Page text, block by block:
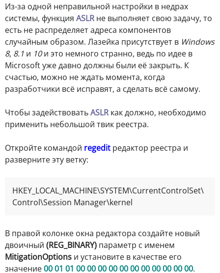
Из-за одной неправильной настройки в недрах
системы, функция ASLRне выполняет свою задачу, то
есть не распределяет адреса компонентов
случайным образом. Лазейка присутствует в Windows
8, 8.1 и 10и это немного странно, ведь по идее в
Microsoft уже давно должны были её закрыть. К
счастью, можно не ждать момента, когда
разработчики всё исправят, а сделать всё самому.
Чтобы задействоватьASLRкак должно, необходимо
применить небольшой твик реестра.
Откройте командой regedit редактор реестра и
разверните эту ветку:
HKEY_LOCAL_MACHINE\SYSTEM\CurrentControlSet\
Control\Session Manager\kernel
В правой колонке окна редактора создайте новый
двоичный (REG_BINARY) параметр с именем
MitigationOptions и установите в качестве его
значение00 01 01 00 00 00 00 00 00 00 00 00 00 00.